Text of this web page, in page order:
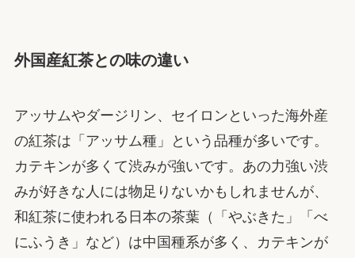
外国産紅茶との味の違い
アッサムやダージリン、セイロンといった海外産
の紅茶は「アッサム種」という品種が多いです。
カテキンが多くて渋みが強いです。あの力強い渋
みが好きな人には物足りないかもしれませんが、
和紅茶に使われる日本の茶葉（「やぶきた」「べ
にふうき」など）は中国種系が多く、カテキンが